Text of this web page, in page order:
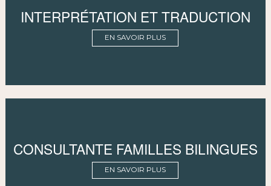
INTERPRÉTATION ET TRADUCTION
EN SAVOIR PLUS
CONSULTANTE FAMILLES BILINGUES
EN SAVOIR PLUS